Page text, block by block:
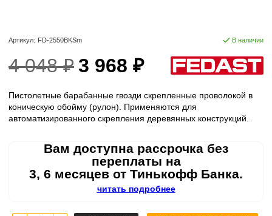
Артикул: FD-2550BKSm В наличии
4 048 ₽3 968 ₽
Пистолетные барабанные гвозди скрепленные проволокой в
коническую обойму (рулон). Применяются для
автоматизированного скрепления деревянных конструкций.
Вам доступна рассрочка без
переплаты на
3, 6 месяцев от Тинькофф Банка.
читать подробнее